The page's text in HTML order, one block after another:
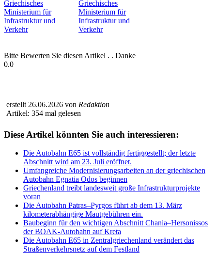
Bitte Bewerten Sie diesen Artikel . . Danke
0.0
erstellt 26.06.2026 von Redaktion
Artikel: 354 mal gelesen
Diese Artikel könnten Sie auch interessieren:
Die Autobahn E65 ist vollständig fertiggestellt; der letzte
Abschnitt wird am 23. Juli eröffnet.
Umfangreiche Modernisierungsarbeiten an der griechischen
Autobahn Egnatia Odos beginnen
Griechenland treibt landesweit große Infrastrukturprojekte
voran
Die Autobahn Patras–Pyrgos führt ab dem 13. März
kilometerabhängige Mautgebühren ein.
Baubeginn für den wichtigen Abschnitt Chania–Hersonissos
der BOAK-Autobahn auf Kreta
Die Autobahn E65 in Zentralgriechenland verändert das
Straßenverkehrsnetz auf dem Festland